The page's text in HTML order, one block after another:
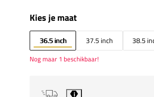
Kies je maat
36.5 inch 37.5 inch 38.5
Nog maar 1 beschikbaar!
i